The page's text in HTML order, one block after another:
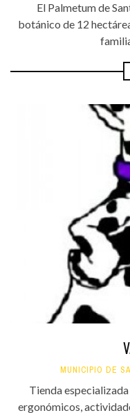
El Palmetum de
botánico de 12
MUNICIPIO DE
Tienda
ergonómicos,